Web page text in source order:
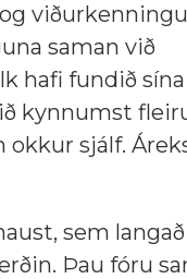
saman við
hafi fundið
kynnumst
sjálf.
sem
Þau fóru